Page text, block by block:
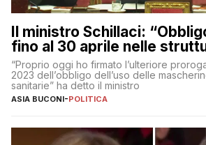
Il ministro Schillaci:
fino al 30 aprile nelle
“Proprio oggi ho firmato l’ulteriore
2023 dell’obbligo dell’uso delle
sanitarie” ha detto il ministro
ASIA BUCONI-POLITICA